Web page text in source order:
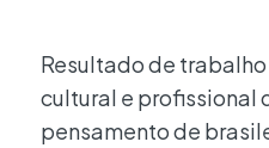
Resultado de
cultural e profissional
pensamento de